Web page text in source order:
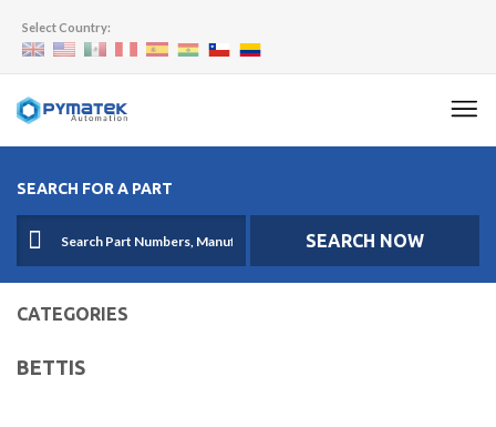
Select Country:
SEARCH FOR A PART
SEARCH NOW
CATEGORIES
BETTIS